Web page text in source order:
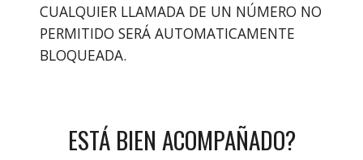
CUALQUIER LLAMADA DE UN NÚMERO NO
PERMITIDO SERÁ AUTOMATICAMENTE
BLOQUEADA.
ESTÁ BIEN ACOMPAÑADO?